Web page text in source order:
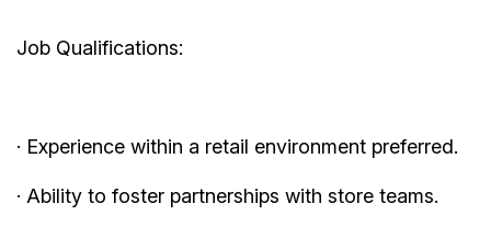
Job Qualifications:
· Experience within a retail environment preferred.
· Ability to foster partnerships with store teams.